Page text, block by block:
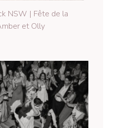
NSW | Fête de la
et Olly